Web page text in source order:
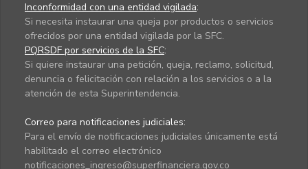
Inconformidad con una entidad vigilada:
Si necesita instaurar una queja por productos o servicios
ofrecidos por una entidad vigilada por la SFC.
PQRSDF por servicios de la SFC:
Si quiere instaurar una petición, queja, reclamo, solicitud,
denuncia o felicitación con relación a los servicios o a la
atención de esta Superintendencia.
Correo para notificaciones judiciales:
Para el envío de notificaciones judiciales únicamente está
habilitado el correo electrónico
notificaciones_ingreso@superfinanciera.gov.co